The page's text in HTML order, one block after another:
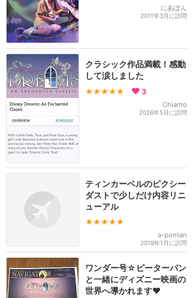
にあぽん
2011年3月に訪問
クラシック作品満載！感動
して涙しました
★★★★★ 3
Chiamo
2026年5月に訪問
ティンカーベルのピクシー
ダストで少しだけ内容リニ
ューアル
★★★★★
a-pontan
2019年1月に訪問
ワンダー号☆ピーターパン
と一緒にディズニー映画の
世界へ導かれます❤️